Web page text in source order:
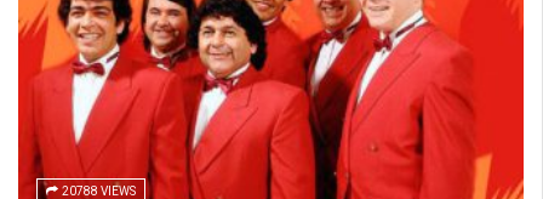
20788 VIEWS